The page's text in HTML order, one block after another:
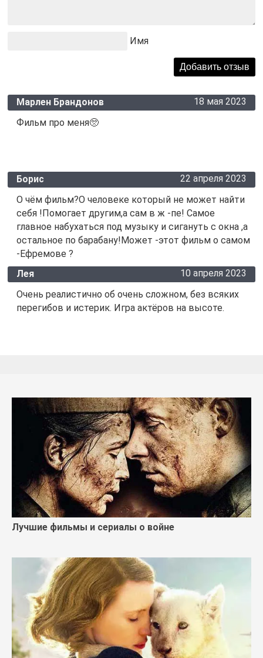
Имя
Марлен Брандонов
18 мая 2023
Фильм про меня🥺
Борис
22 апреля 2023
О чём фильм?О человеке который не может найти
себя !Помогает другим,а сам в ж -пе! Самое
главное набухаться под музыку и сигануть с окна ,а
остальное по барабану!Может -этот фильм о самом
-Ефремове ?
Лея
10 апреля 2023
Очень реалистично об очень сложном, без всяких
перегибов и истерик. Игра актёров на высоте.
Лучшие фильмы и сериалы о войне